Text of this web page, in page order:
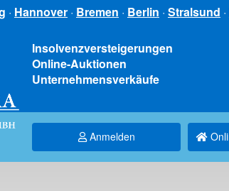
· Hannover · Bremen · Berlin · Stralsund ·
Insolvenzversteigerungen
Online-Auktionen
Unternehmensverkäufe
Anmelden